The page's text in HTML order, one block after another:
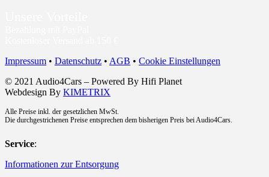
Impressum • Datenschutz • AGB • Cookie Einstellungen
© 2021 Audio4Cars – Powered By Hifi Planet
Webdesign By KIMETRIX
Alle Preise inkl. der gesetzlichen MwSt.
Die durchgestrichenen Preise entsprechen dem bisherigen Preis bei Audio4Cars.
Service:
Informationen zur Entsorgung